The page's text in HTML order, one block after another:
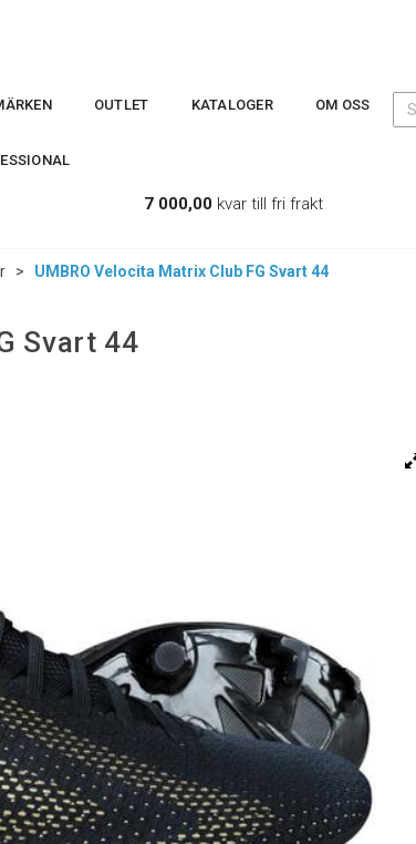
OUTLET KATALOGER OM OSS
7 000,00 kvar till fri frakt
> UMBRO Velocita Matrix Club FG Svart 44
Svart 44